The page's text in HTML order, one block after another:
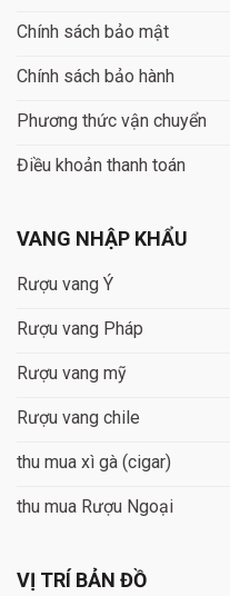
Chính sách bảo mật
Chính sách bảo hành
Phương thức vận chuyển
Điều khoản thanh toán
VANG NHẬP KHẨU
Rượu vang Ý
Rượu vang Pháp
Rượu vang mỹ
Rượu vang chile
thu mua xì gà (cigar)
thu mua Rượu Ngoại
VỊ TRÍ BẢN ĐỒ